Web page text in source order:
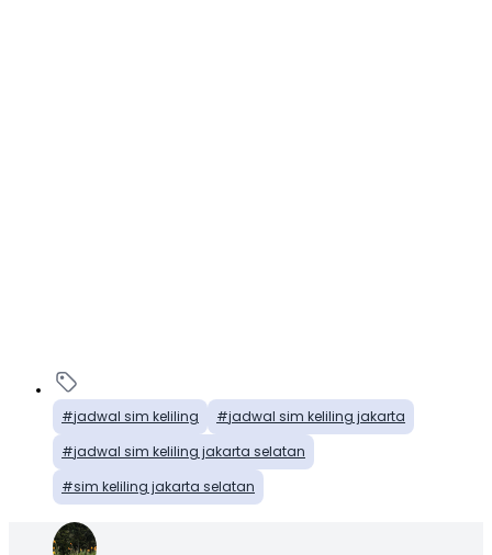
jadwal sim keliling
jadwal sim keliling jakarta
jadwal sim keliling jakarta selatan
sim keliling jakarta selatan